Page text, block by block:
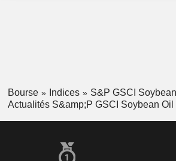
Bourse Indices
S&P GSCI
Actualités S&amp;P GSCI Soybean Oil